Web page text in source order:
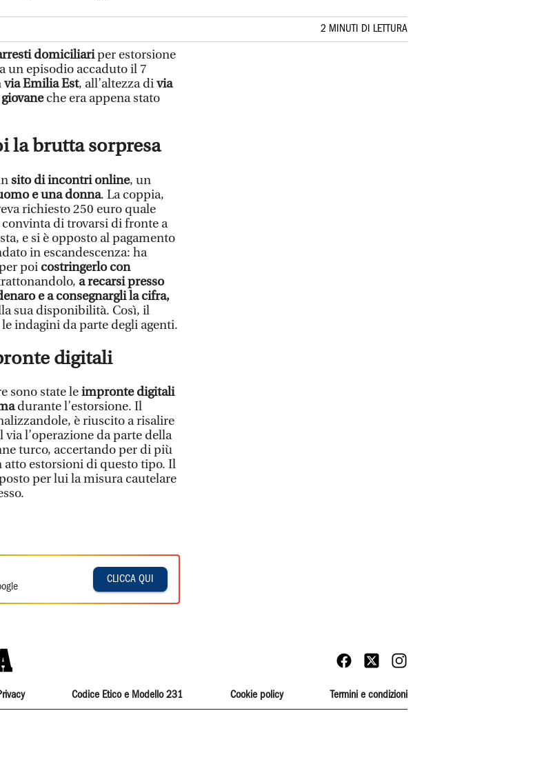
2 MINUTI DI LETTURA
domiciliariper estorsione
un episodio accaduto il 7
via Emilia Est, all’altezza divia
giovaneche era appena stato
la brutta sorpresa
sito di incontri online, un
e una donna. La coppia,
richiesto 250 euro quale
di trovarsi di fronte a
e si è opposto al pagamento
in escandescenza: ha
poi costringerlo con
a recarsi presso
e a consegnargli la cifra,
sua disponibilità. Così, il
indagini da parte degli agenti.
digitali
sono state leimpronte digitali
durante l’estorsione. Il
è riuscito a risalire
l’operazione da parte della
turco, accertando per di più
atto estorsioni di questo tipo. Il
per lui la misura cautelare
CLICCA QUI
Codice Etico e Modello 231 Cookie policy Termini e condizioni